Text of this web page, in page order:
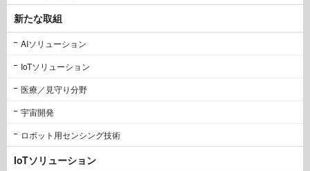
新たな取組
AIソリューション
IoTソリューション
医療／見守り分野
宇宙開発
ロボット用センシング技術
IoTソリューション